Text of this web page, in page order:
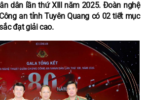
dân lần thứ XIII năm 2025. Đoàn nghệ
an tỉnh Tuyên Quang có 02 tiết mục
đạt giải cao.